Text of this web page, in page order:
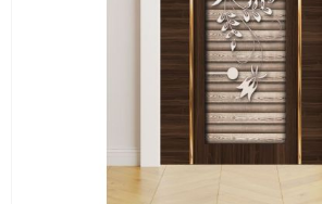
Olieverfschilderij - AI Poster
Special
Price
17,00 €